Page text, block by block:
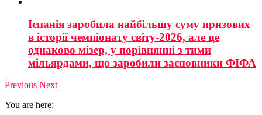
Іспанія заробила найбільшу суму призових
в історії чемпіонату світу-2026, але це
однаково мізер, у порівнянні з тими
мільярдами, що заробили засновники ФІФА
Previous Next
You are here: